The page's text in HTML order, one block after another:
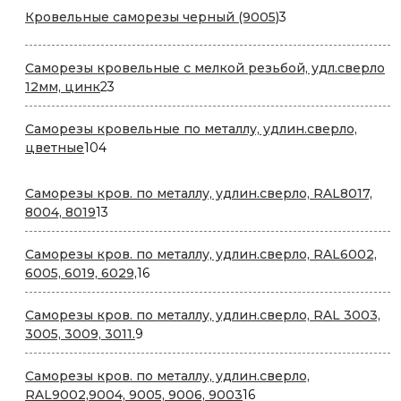
Кровельные саморезы черный (9005)3
Саморезы кровельные с мелкой резьбой, удл.сверло
12мм, цинк23
товара
Саморезы кровельные по металлу, удлин.сверло,
цветные104104
Саморезы кров. по металлу, удлин.сверло, RAL8017,
8004, 801913
товаров
Саморезы кров. по металлу, удлин.сверло, RAL6002,
6005, 6019, 6029,1616
товаров
Саморезы кров. по металлу, удлин.сверло, RAL 3003,
3005, 3009, 3011.9
товаров
Саморезы кров. по металлу, удлин.сверло,
RAL9002,9004, 9005, 9006, 90031616